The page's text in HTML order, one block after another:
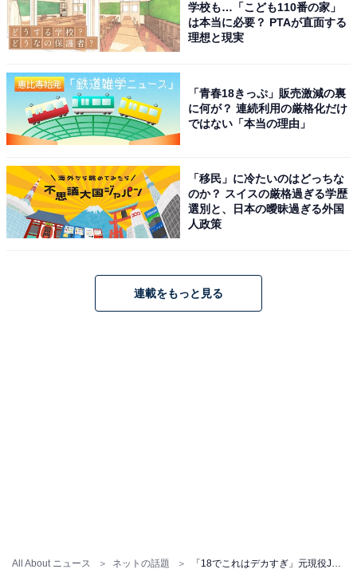
All About ニュース ネットの話題
学校も…「こども110番の家」
は本当に必要？ PTAが直面する
理想と現実
「青春18きっぷ」販売激減の裏
に何が？ 連続利用の厳格化だけ
ではない「本当の理由」
「移民」に冷たいのはどっちな
のか？ スイスの厳格過ぎる学歴
選別と、日本の曖昧過ぎる外国
人政策
連載をもっと見る